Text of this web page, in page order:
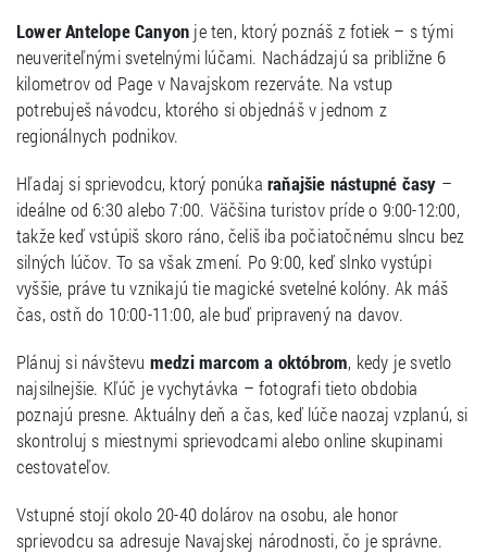
Lower Antelope Canyon je ten, ktorý poznáš z fotiek – s tými
neuveriteľnými svetelnými lúčami. Nachádzajú sa približne 6
kilometrov od Page v Navajskom rezerváte. Na vstup
potrebuješ návodcu, ktorého si objednáš v jednom z
regionálnych podnikov.
Hľadaj si sprievodcu, ktorý ponúka raňajšie nástupné časy –
ideálne od 6:30 alebo 7:00. Väčšina turistov príde o 9:00-12:00,
takže keď vstúpiš skoro ráno, čeliš iba počiatočnému slncu bez
silných lúčov. To sa však zmení. Po 9:00, keď slnko vystúpi
vyššie, práve tu vznikajú tie magické svetelné kolóny. Ak máš
čas, ostň do 10:00-11:00, ale buď pripravený na davov.
Plánuj si návštevu medzi marcom a októbrom, kedy je svetlo
najsilnejšie. Kľúč je vychytávka – fotografi tieto obdobia
poznajú presne. Aktuálny deň a čas, keď lúče naozaj vzplanú, si
skontroluj s miestnymi sprievodcami alebo online skupinami
cestovateľov.
Vstupné stojí okolo 20-40 dolárov na osobu, ale honor
sprievodcu sa adresuje Navajskej národnosti, čo je správne.